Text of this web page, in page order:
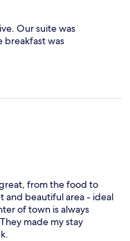
Our suite was
breakfast was
from the food to
and beautiful area - ideal
of town is always
made my stay